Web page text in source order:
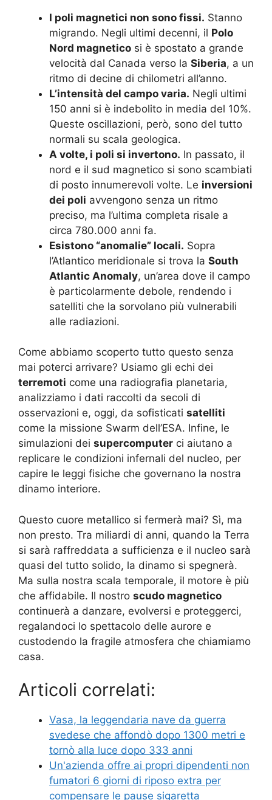
I poli magnetici non sono fissi. Stanno
migrando. Negli ultimi decenni, il Polo
Nord magnetico si è spostato a grande
velocità dal Canada verso la Siberia, a un
ritmo di decine di chilometri all’anno.
L’intensità del campo varia. Negli ultimi
150 anni si è indebolito in media del 10%.
Queste oscillazioni, però, sono del tutto
normali su scala geologica.
A volte, i poli si invertono. In passato, il
nord e il sud magnetico si sono scambiati
di posto innumerevoli volte. Le inversioni
dei poli avvengono senza un ritmo
preciso, ma l’ultima completa risale a
circa 780.000 anni fa.
Esistono “anomalie” locali. Sopra
l’Atlantico meridionale si trova la South
Atlantic Anomaly, un’area dove il campo
è particolarmente debole, rendendo i
satelliti che la sorvolano più vulnerabili
alle radiazioni.
Come abbiamo scoperto tutto questo senza
mai poterci arrivare? Usiamo gli echi dei
terremoti come una radiografia planetaria,
analizziamo i dati raccolti da secoli di
osservazioni e, oggi, da sofisticati satelliti
come la missione Swarm dell’ESA. Infine, le
simulazioni dei supercomputer ci aiutano a
replicare le condizioni infernali del nucleo, per
capire le leggi fisiche che governano la nostra
dinamo interiore.
Questo cuore metallico si fermerà mai? Sì, ma
non presto. Tra miliardi di anni, quando la Terra
si sarà raffreddata a sufficienza e il nucleo sarà
quasi del tutto solido, la dinamo si spegnerà.
Ma sulla nostra scala temporale, il motore è più
che affidabile. Il nostro scudo magnetico
continuerà a danzare, evolversi e proteggerci,
regalandoci lo spettacolo delle aurore e
custodendo la fragile atmosfera che chiamiamo
casa.
Articoli correlati:
Vasa, la leggendaria nave da guerra
svedese che affondò dopo 1300 metri e
tornò alla luce dopo 333 anni
Un'azienda offre ai propri dipendenti non
fumatori 6 giorni di riposo extra per
compensare le pause sigaretta